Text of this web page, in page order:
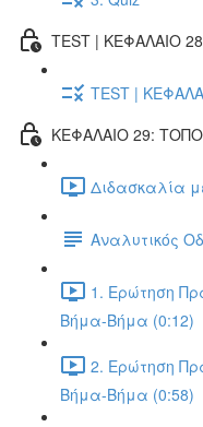
TEST | ΚΕΦΑΛΑΙΟ 28
TEST |
ΚΕΦΑΛΑΙΟ 29:
Διδασκαλία
Αναλυτικός
1. Ερώτηση
Βήμα-Βήμα (0:12)
2. Ερώτηση
Βήμα-Βήμα (0:58)